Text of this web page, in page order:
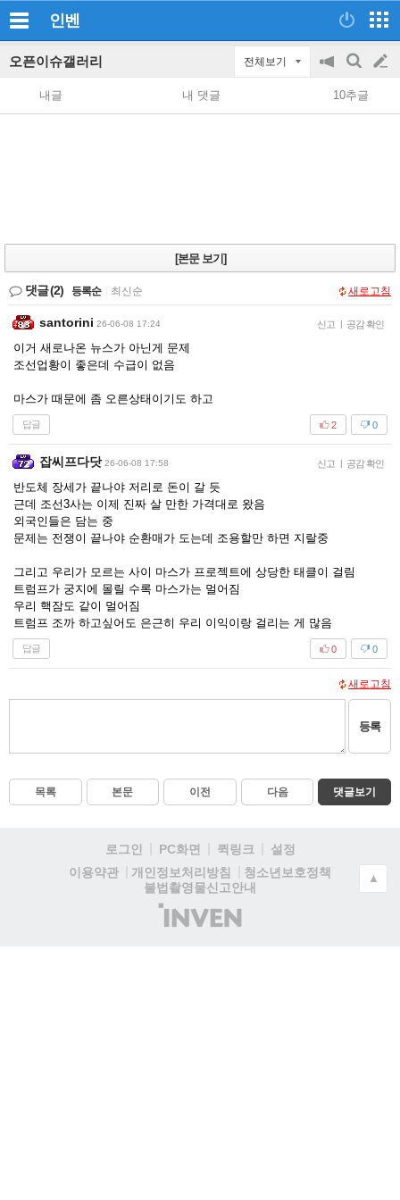
인벤
오픈이슈갤러리 전체보기
공
지
on/off
검
색
글
쓰
내글 내 댓글 10추글
[본문 보기]
댓글(2) 등록순 최신순 새로고침
santorini 26-06-08 17:24 신고 | 공감 확인
이거 새로나온 뉴스가 아닌게 문제
조선업황이 좋은데 수급이 없음
마스가 때문에 좀 오른상태이기도 하고
답글 0
2
잡씨프다닷 26-06-08 17:58 신고 | 공감 확인
반도체 장세가 끝나야 저리로 돈이 갈 듯
근데 조선3사는 이제 진짜 살 만한 가격대로 왔음
외국인들은 담는 중
문제는 전쟁이 끝나야 순환매가 도는데 조용할만 하면 지랄중
그리고 우리가 모르는 사이 마스가 프로젝트에 상당한 태클이 걸림
트럼프가 궁지에 몰릴 수록 마스가는 멀어짐
우리 핵잠도 같이 멀어짐
트럼프 조까 하고싶어도 은근히 우리 이익이랑 걸리는 게 많음
답글 0
0
새로고침
등록
목록 본문 이전 다음 댓글보기
로그인 PC화면 퀵링크
설정
이용약관
개인정보처리방침
청소년보호정책
불법촬영물신고안내
(주)
인
▲